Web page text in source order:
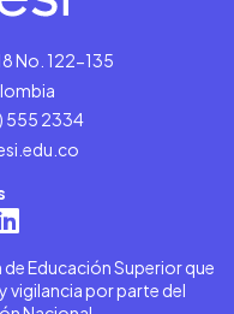
No. 122-135
555 2334
de Educación Superior que
vigilancia por parte del